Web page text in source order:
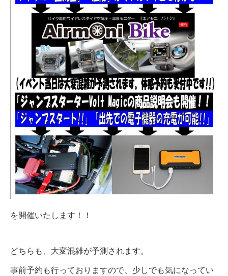
を開催いたします！！
どちらも、大変混雑が予測されます。
事前予約も行っておりますので、少しでも気になってい